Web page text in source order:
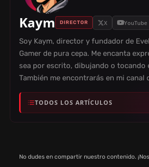
Kaym DIRECTOR X YouTube
Soy Kaym, director y fundador de
Gamer de pura cepa. Me encanta
sea por escrito, dibujando o tocando
También me encontrarás en mi canal
TODOS LOS ARTÍCULOS
No dudes en compartir nuestro contenido.